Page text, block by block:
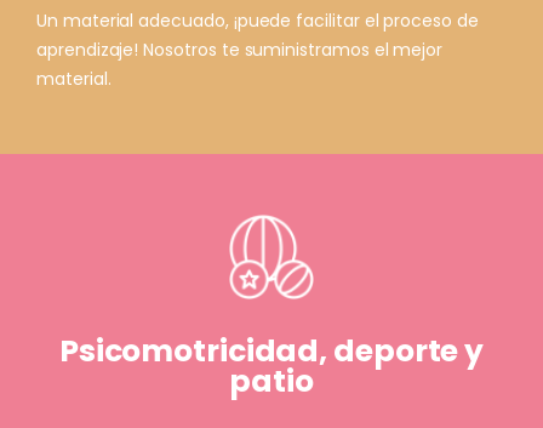
Un material adecuado, ¡puede facilitar el proceso de
aprendizaje! Nosotros te suministramos el mejor
material.
Psicomotricidad, deporte y
patio